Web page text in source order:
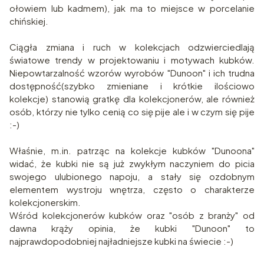
ołowiem lub kadmem), jak ma to miejsce w porcelanie
chińskiej.
Ciągła zmiana i ruch w kolekcjach odzwierciedlają
światowe trendy w projektowaniu i motywach kubków.
Niepowtarzalność wzorów wyrobów "Dunoon" i ich trudna
dostępność(szybko zmieniane i krótkie ilościowo
kolekcje) stanowią gratkę dla kolekcjonerów, ale również
osób, którzy nie tylko cenią co się pije ale i w czym się pije
:-)
Właśnie, m.in. patrząc na kolekcje kubków "Dunoona"
widać, że kubki nie są już zwykłym naczyniem do picia
swojego ulubionego napoju, a stały się ozdobnym
elementem wystroju wnętrza, często o charakterze
kolekcjonerskim.
Wśród kolekcjonerów kubków oraz "osób z branży" od
dawna krąży opinia, że kubki "Dunoon" to
najprawdopodobniej najładniejsze kubki na świecie :-)